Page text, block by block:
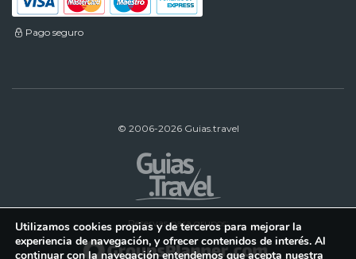
Pago seguro
© 2006-2026 Guias.travel
Reservas para grupos:
Utilizamos cookies propias y de terceros para mejorar la
experiencia de navegación, y ofrecer contenidos de interés. Al
continuar con la navegación entendemos que acepta nuestra